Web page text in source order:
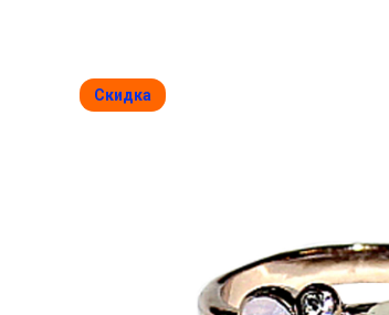
Скидка